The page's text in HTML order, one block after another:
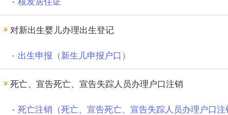
对新出生婴儿办理出生登记
出生申报（新生儿申报户口）
死亡、宣告死亡、宣告失踪人员办理户口注销
死亡注销（死亡、宣告死亡、宣告失踪人员办理户口注